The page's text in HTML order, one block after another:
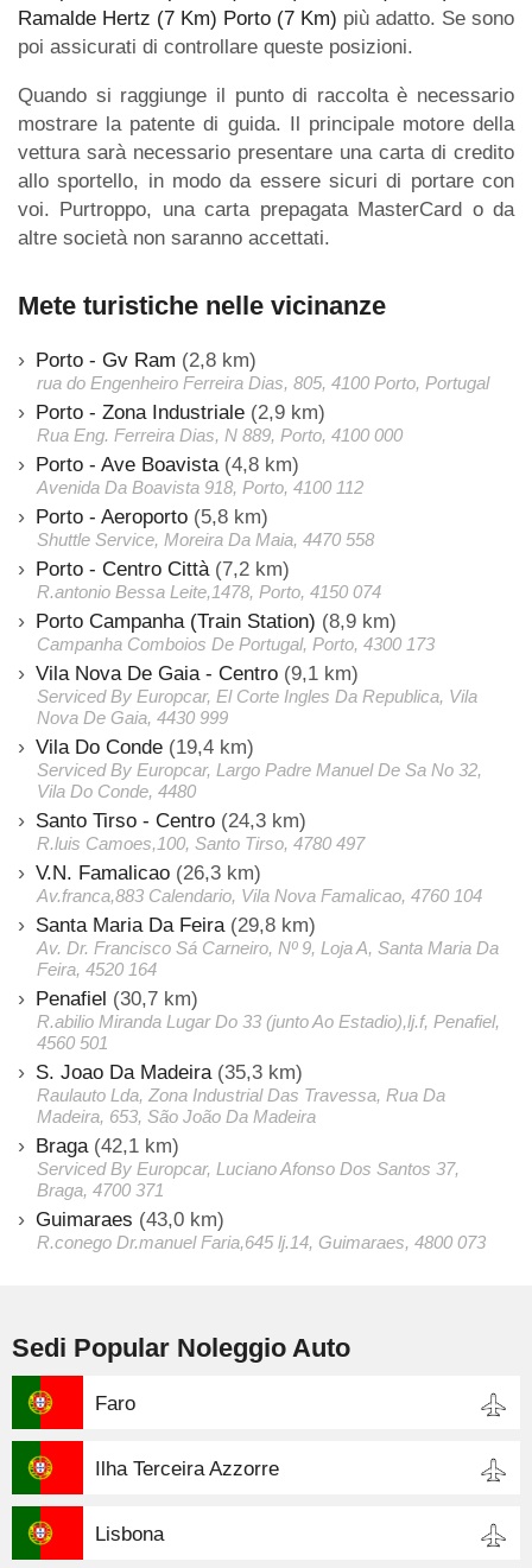
Ramalde Hertz (7 Km) Porto (7 Km) più adatto. Se sono
poi assicurati di controllare queste posizioni.
Quando si raggiunge il punto di raccolta è necessario
mostrare la patente di guida. Il principale motore della
vettura sarà necessario presentare una carta di credito
allo sportello, in modo da essere sicuri di portare con
voi. Purtroppo, una carta prepagata MasterCard o da
altre società non saranno accettati.
Mete turistiche nelle vicinanze
Porto - Gv Ram (2,8 km)
rua do Engenheiro Ferreira Dias, 805, 4100 Porto, Portugal
Porto - Zona Industriale (2,9 km)
Rua Eng. Ferreira Dias, N 889, Porto, 4100 000
Porto - Ave Boavista (4,8 km)
Avenida Da Boavista 918, Porto, 4100 112
Porto - Aeroporto (5,8 km)
Shuttle Service, Moreira Da Maia, 4470 558
Porto - Centro Città (7,2 km)
R.antonio Bessa Leite,1478, Porto, 4150 074
Porto Campanha (Train Station) (8,9 km)
Campanha Comboios De Portugal, Porto, 4300 173
Vila Nova De Gaia - Centro (9,1 km)
Serviced By Europcar, El Corte Ingles Da Republica, Vila
Nova De Gaia, 4430 999
Vila Do Conde (19,4 km)
Serviced By Europcar, Largo Padre Manuel De Sa No 32,
Vila Do Conde, 4480
Santo Tirso - Centro (24,3 km)
R.luis Camoes,100, Santo Tirso, 4780 497
V.N. Famalicao (26,3 km)
Av.franca,883 Calendario, Vila Nova Famalicao, 4760 104
Santa Maria Da Feira (29,8 km)
Av. Dr. Francisco Sá Carneiro, Nº 9, Loja A, Santa Maria Da
Feira, 4520 164
Penafiel (30,7 km)
R.abilio Miranda Lugar Do 33 (junto Ao Estadio),lj.f, Penafiel,
4560 501
S. Joao Da Madeira (35,3 km)
Raulauto Lda, Zona Industrial Das Travessa, Rua Da
Madeira, 653, São João Da Madeira
Braga (42,1 km)
Serviced By Europcar, Luciano Afonso Dos Santos 37,
Braga, 4700 371
Guimaraes (43,0 km)
R.conego Dr.manuel Faria,645 lj.14, Guimaraes, 4800 073
Sedi Popular Noleggio Auto
Faro
Ilha Terceira Azzorre
Lisbona